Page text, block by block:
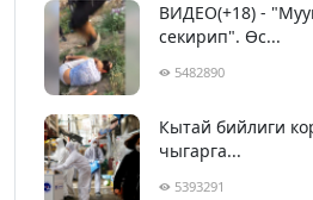
ВИДЕО(+18) -
секирип". Өс...
5482890
Кытай бийлиги
чыгарга...
5393291